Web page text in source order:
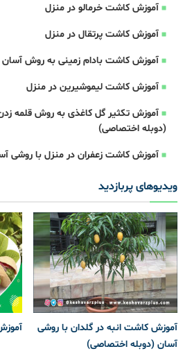
آموزش کاشت خرمالو در منزل
آموزش کاشت پرتقال در منزل
آموزش کاشت بادام زمینی به روش
آموزش کاشت لیموشیرین در منزل
آموزش تکثیر گل کاغذی به روش قلمه
(دوبله اختصاصی)
آموزش کاشت زعفران در منزل با روشی
ویدیوهای پربازدید
آموزش کاشت انبه در گلدان با روشی
آسان (دوبله اختصاصی)